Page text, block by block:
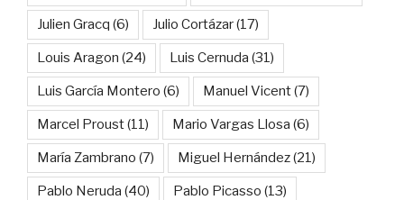
Julien Gracq (6) Julio Cortázar(17)
Louis Aragon (24) Luis Cernuda (31)
Luis García Montero (6) Manuel Vicent(7)
Marcel Proust(11) Mario Vargas Llosa (6)
María Zambrano (7) Miguel Hernández(21)
Pablo Neruda (40) Pablo Picasso (13)